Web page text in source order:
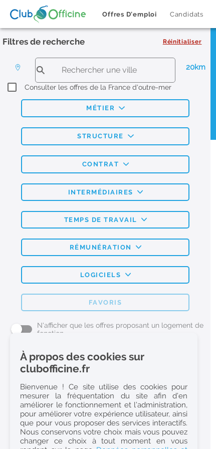
Offres D'emploi Candidats
Filtres de recherche Réinitialiser
20km
Consulter les offres de la France d'outre-mer
MÉTIER
STRUCTURE
CONTRAT
INTERMÉDIAIRES
TEMPS DE TRAVAIL
RÉMUNÉRATION
LOGICIELS
FAVORIS
N'afficher que les offres proposant un logement de
fonction
L'emploi Pharmacie par métier
Pharmacien (H/F)
Préparateur en Pharmacie (H/F)
Etudiant en Pharmacie (H/F)
Etudiant en Pharmacie 6e année validée (H/F)
Conseiller Dermo Cosmetique - Esthéticienne (H/F)
À propos des cookies sur
clubofficine.fr
Bienvenue ! Ce site utilise des cookies pour
mesurer la fréquentation du site afin d’en
améliorer le fonctionnement et l’administration,
pour améliorer votre expérience utilisateur, ainsi
que pour vous proposer des services interactifs.
Nous conservons votre choix mais vous pouvez
changer ce choix à tout moment en vous